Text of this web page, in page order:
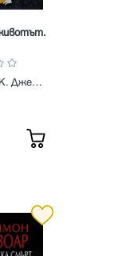
Джером К. Джером